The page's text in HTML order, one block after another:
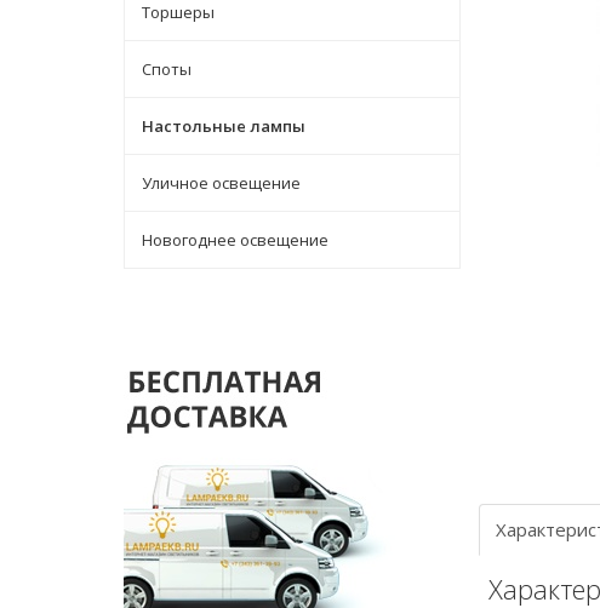
Торшеры
Споты
Настольные лампы
Уличное освещение
Новогоднее освещение